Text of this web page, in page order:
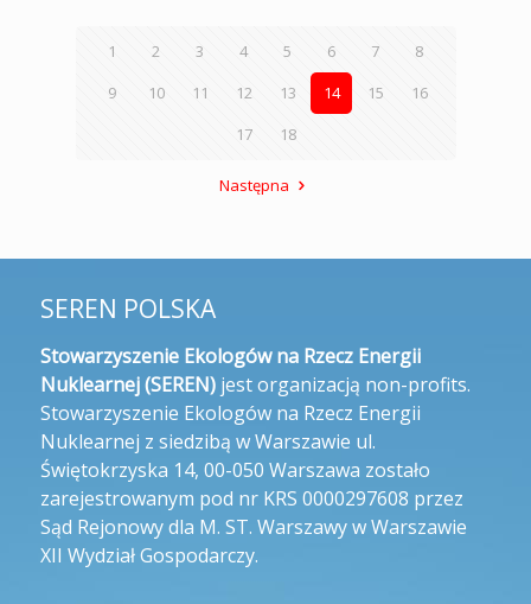
1 2 3 4 5 6 7
8
9
10 11 12 13 14 15
16
17
18
Następna
SEREN POLSKA
Stowarzyszenie Ekologów na Rzecz Energii
Nuklearnej (SEREN)jest organizacją non-profits.
Stowarzyszenie Ekologów na Rzecz Energii
Nuklearnej z siedzibą w Warszawie ul.
Świętokrzyska 14, 00-050 Warszawa zostało
zarejestrowanym pod nr KRS 0000297608 przez
Sąd Rejonowy dla M. ST. Warszawy w Warszawie
XII Wydział Gospodarczy.